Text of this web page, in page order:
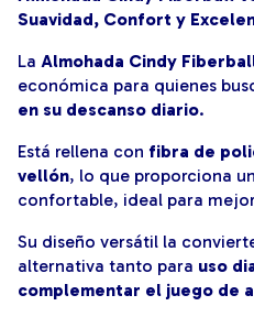
Suavidad, Confort y
La Almohada Cindy
económica para quienes
en su descanso diario.
Está rellena con fibra de
vellón, lo que proporciona
confortable, ideal para
Su diseño versátil la
alternativa tanto para uso
complementar el juego de